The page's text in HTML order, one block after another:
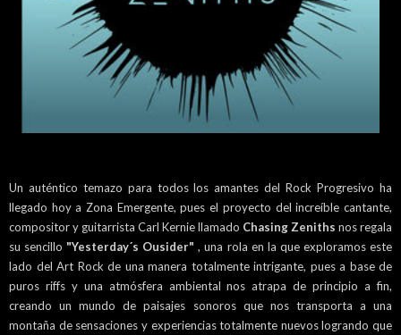
Un auténtico temazo para todos los amantes del Rock Progresivo ha
llegado hoy a Zona Emergente, pues el proyecto del increíble cantante,
compositor y guitarrista Carl Kernie llamado Chasing Zeniths nos regala
su sencillo "Yesterday´s Ousider" , una rola en la que exploramos este
lado del Art Rock de una manera totalmente intrigante, pues a base de
puros riffs y una atmósfera ambiental nos atrapa de principio a fin,
creando un mundo de paisajes sonoros que nos transporta a una
montaña de sensaciones y experiencias totalmente nuevos logrando que